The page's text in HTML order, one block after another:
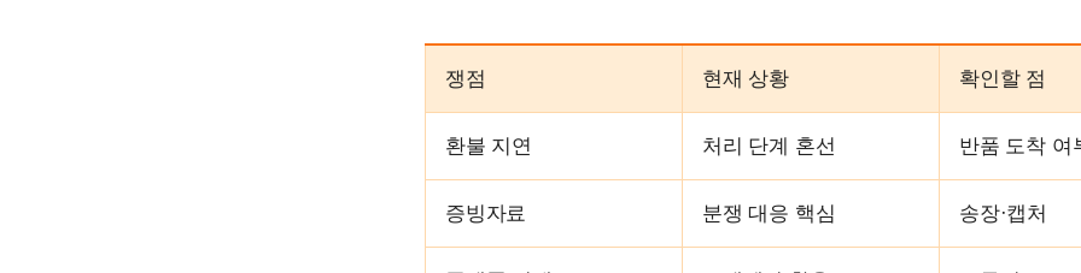
쟁점 현재 상황 확인할 점
환불 지연 처리 단계 혼선 반품 도착 여
증빙자료 분쟁 대응 핵심 송장·캡처